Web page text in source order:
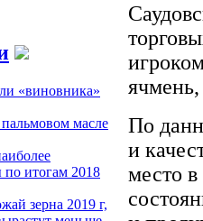
«виновника»
масле
итогам 2018
зерна 2019 г,
По
и
место в